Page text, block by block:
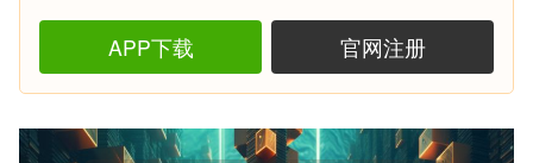
APP下载 官网注册